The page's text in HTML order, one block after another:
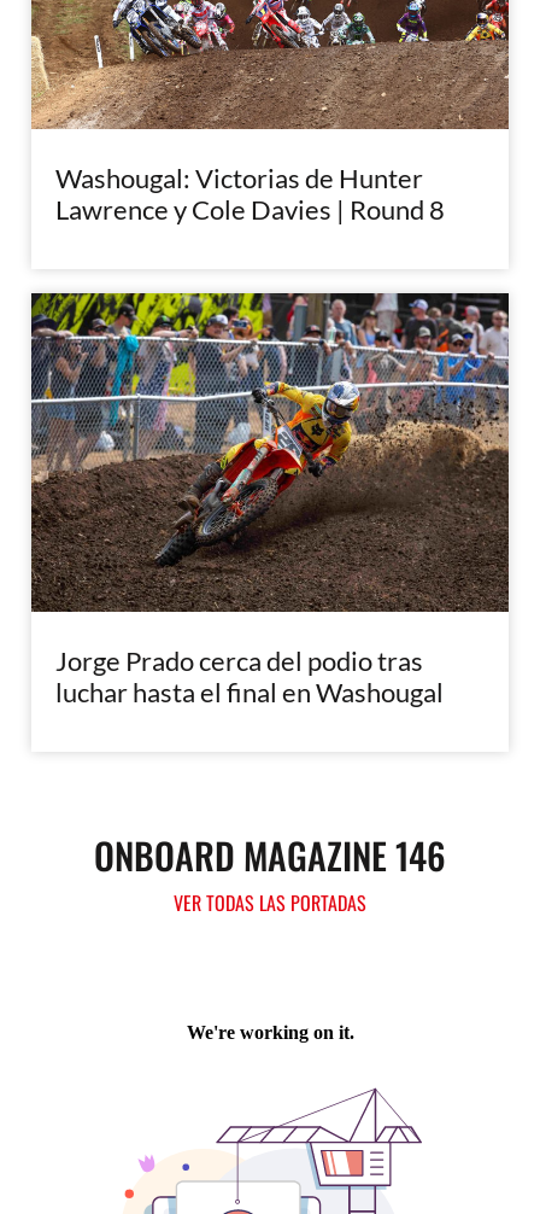
Washougal: Victorias de Hunter
Lawrence y Cole Davies | Round 8
Jorge Prado cerca del podio tras
luchar hasta el final en Washougal
ONBOARD MAGAZINE 146
VER TODAS LAS PORTADAS